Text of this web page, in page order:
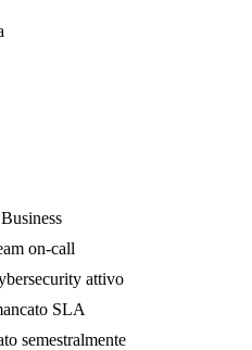
on-call
attivo
SLA
semestralmente